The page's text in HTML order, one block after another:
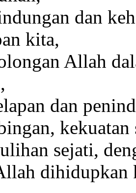
dan
kita,
Allah
dan
kekuatan
sejati,
dihidupkan